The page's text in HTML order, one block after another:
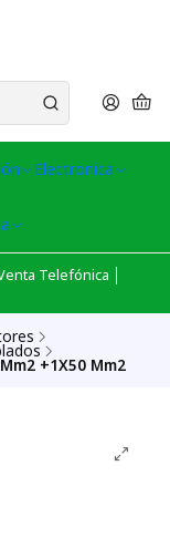
Electronica
Telefónica │
+1X50 Mm2